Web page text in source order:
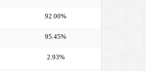
92.00%
95.45%
2.93%